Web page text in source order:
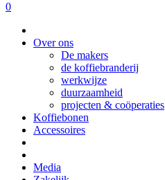
0
Over ons
De makers
de koffiebranderij
werkwijze
duurzaamheid
projecten & coöperaties
Koffiebonen
Accessoires
Media